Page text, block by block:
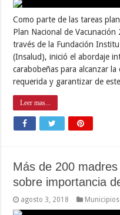
Como parte de las tareas
Plan Nacional de
través de la Fundación
(Insalud), inició el abordaje
carabobeñas para alcanzar
requerida y garantizar de
Leer mas...
Más de 200
sobre importancia
agosto 3, 2018 Municipios